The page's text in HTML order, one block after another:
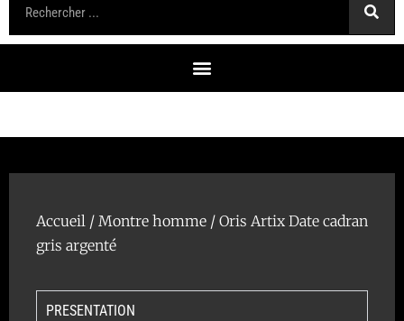
Accueil / Montre homme / Oris Artix Date cadran
gris argenté
PRESENTATION